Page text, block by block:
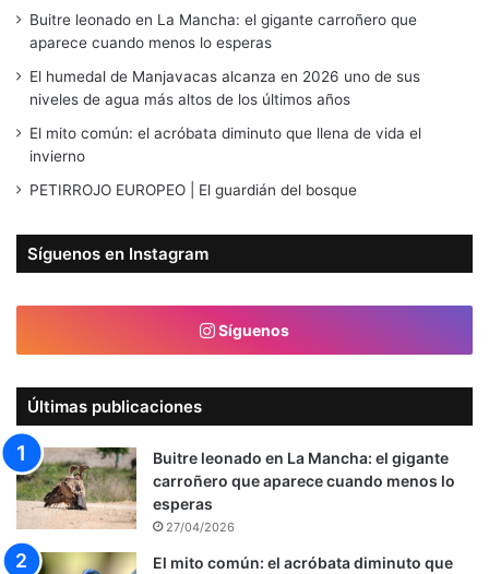
Buitre leonado en La Mancha: el gigante carroñero que
aparece cuando menos lo esperas
El humedal de Manjavacas alcanza en 2026 uno de sus
niveles de agua más altos de los últimos años
El mito común: el acróbata diminuto que llena de vida el
invierno
PETIRROJO EUROPEO | El guardián del bosque
Síguenos en Instagram
Síguenos
Últimas publicaciones
Buitre leonado en La Mancha: el gigante
carroñero que aparece cuando menos lo
esperas
27/04/2026
El mito común: el acróbata diminuto que